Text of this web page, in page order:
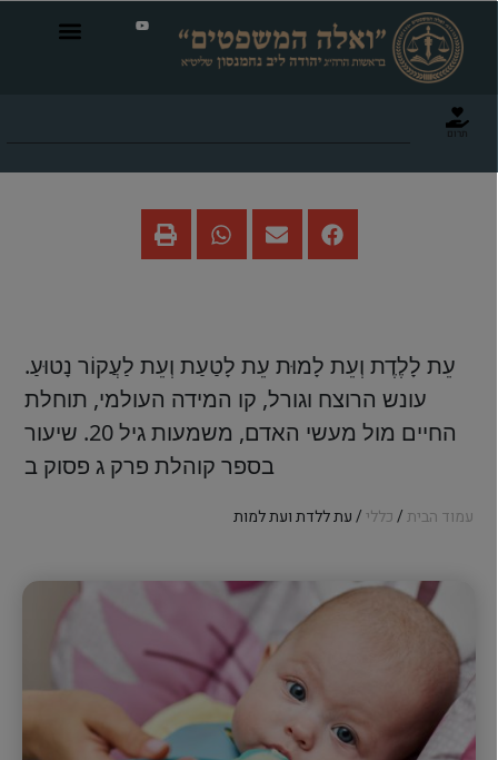
תרום
עֵת לָלֶדֶת וְעֵת לָמוּת עֵת לָטַעַת וְעֵת לַעֲקוֹר נָטוּעַ.
עונש הרוצח וגורל, קו המידה העולמי, תוחלת
החיים מול מעשי האדם, משמעות גיל 20. שיעור
בספר קוהלת פרק ג פסוק ב
עמוד הבית/כללי/ עת ללדת ועת למות